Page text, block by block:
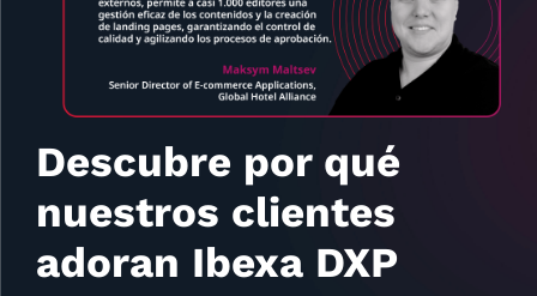
Descubre por qué
nuestros clientes
adoran Ibexa DXP